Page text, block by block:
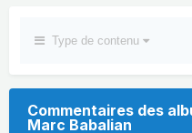
Type de contenu
Commentaires des
Marc Babalian